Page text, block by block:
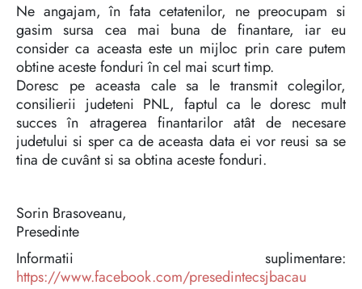
Ne angajam, în fata cetatenilor, ne preocupam si
gasim sursa cea mai buna de finantare, iar eu
consider ca aceasta este un mijloc prin care putem
obtine aceste fonduri în cel mai scurt timp.
Doresc pe aceasta cale sa le transmit colegilor,
consilierii judeteni PNL, faptul ca le doresc mult
succes în atragerea finantarilor atât de necesare
judetului si sper ca de aceasta data ei vor reusi sa se
tina de cuvânt si sa obtina aceste fonduri.
Sorin Brasoveanu,
Presedinte
Informatii suplimentare:
https://www.facebook.com/presedintecsjbacau